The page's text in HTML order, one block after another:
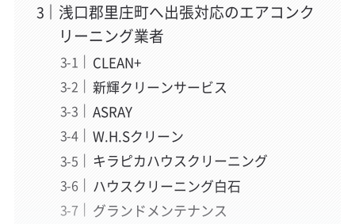
浅口郡里庄町へ出張対応のエアコンク
リーニング業者
CLEAN+
新輝クリーンサービス
ASRAY
W.H.Sクリーン
キラピカハウスクリーニング
ハウスクリーニング白石
グランドメンテナンス